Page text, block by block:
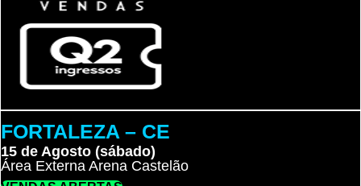
FORTALEZA – CE
15 de Agosto (sábado)
Área Externa Arena Castelão